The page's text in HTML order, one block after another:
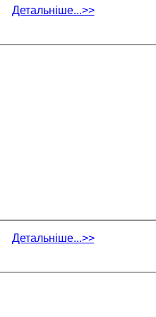
Детальніше...>>
Детальніше...>>